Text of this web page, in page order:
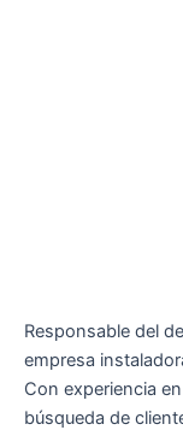
Responsable del
empresa
Con experiencia
búsqueda de